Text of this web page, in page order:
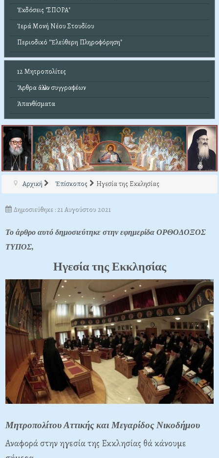
Ἐκδόσεις "ΣΠΟΡΑ"
Ἱερά Μονή Νέου Στουδίου
Περιοδικό "Ἐλεύθερη Πληροφόρηση"
12 Μητροπολίτες
Ἄρθρα ἄλλων συγγραφέων
Ἀπανθίσματα
Αρχική Ἐπίσκοπος Ηγεσία της Εκκλησίας
Δημοσιεύθηκε : 21 Αυγούστου 2021
Το άρθρο αυτό δημοσιεύτηκε στην εφημερίδα ΟΡΘΟΔΟΞΟΣ
ΤΥΠΟΣ,
Ηγεσία της Εκκλησίας
Μητροπολίτου Αττικής και Μεγαρίδος Νικοδήμου
Αναφορά στην ηγεσία της Εκκλησίας θά κάνουμε